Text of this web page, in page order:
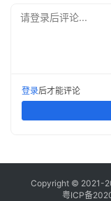
请登录后评论...
登录后才能评论
Copyright © 2021-
粤ICP备